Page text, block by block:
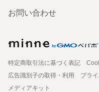
お問い合わせ
特定商取引法に基づく表記
広告識別子の取得・利用
プラ
メディアキット